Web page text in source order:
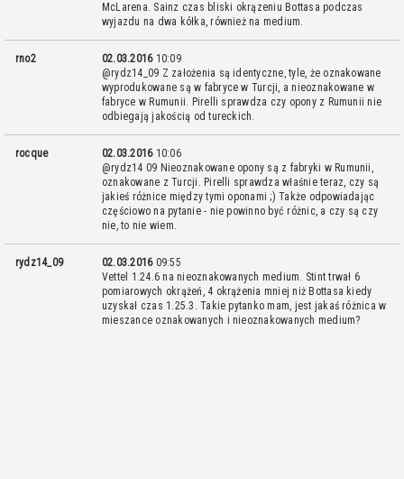
McLarena. Sainz czas bliski okrązeniu Bottasa podczas
wyjazdu na dwa kółka, również na medium.
rno2 02.03.2016 10:09
@rydz14_09 Z założenia są identyczne, tyle, że oznakowane
wyprodukowane są w fabryce w Turcji, a nieoznakowane w
fabryce w Rumunii. Pirelli sprawdza czy opony z Rumunii nie
odbiegają jakością od tureckich.
rocque 02.03.2016 10:06
@rydz14 09 Nieoznakowane opony są z fabryki w Rumunii,
oznakowane z Turcji. Pirelli sprawdza właśnie teraz, czy są
jakieś różnice między tymi oponami ;) Także odpowiadając
częściowo na pytanie - nie powinno być różnic, a czy są czy
nie, to nie wiem.
rydz14_09 02.03.2016 09:55
Vettel 1.24.6 na nieoznakowanych medium. Stint trwał 6
pomiarowych okrążeń, 4 okrążenia mniej niż Bottasa kiedy
uzyskał czas 1.25.3. Takie pytanko mam, jest jakaś różnica w
mieszance oznakowanych i nieoznakowanych medium?